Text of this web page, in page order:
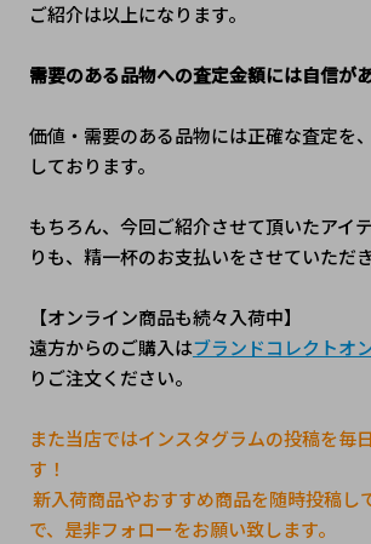
ご紹介は以上になります。
需要のある品物への査定金額には自信が
価値・需要のある品物には正確な査定を
しております。
もちろん、今回ご紹介させて頂いたアイ
りも、精一杯のお支払いをさせていただ
【オンライン商品も続々入荷中】
遠方からのご購入はブランドコレクトオ
りご注文ください。
また当店ではインスタグラムの投稿を毎
す！
で、是非フォローをお願い致します。